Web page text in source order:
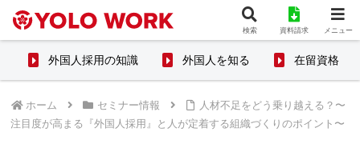
外国人採用の知識 外国人を知る 在留資格
ホーム セミナー情報
人材不足をどう乗り越える？〜
注目度が高まる『外国人採用』と人が定着する組織づくりのポイント〜
検索 資料請求 メニュー